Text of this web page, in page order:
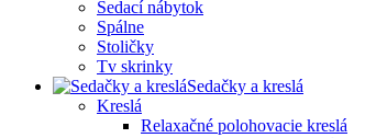
Sedací nábytok
Spálne
Stoličky
Tv skrinky
Sedačky a kreslá
Kreslá
Relaxačné polohovacie kreslá